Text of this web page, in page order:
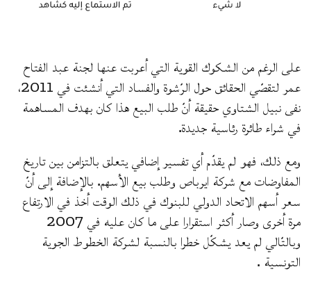
على الرغم من الشكوك القوية التي أعربت عنها لجنة عبد الفتاح
عمر لتقصّي الحقائق حول الرّشوة والفساد التي أنشئت في 2011،
نفى نبيل الشتاوي حقيقة أنّ طلب البيع هذا كان بهدف المساهمة
في شراء طائرة رئاسية جديدة.
ومع ذلك، فهو لم يقدّم أي تفسير إضافي يتعلق بالتزامن بين تاريخ
المفاوضات مع شركة ايرباص وطلب بيع الأسهم. بالإضافة إلى أنّ
سعر أسهم الاتحاد الدولي للبنوك في ذلك الوقت أخذ في الارتفاع
مرة أخرى وصار أكثر استقرارا على ما كان عليه في 2007
وبالتّالي لم يعد يشكّل خطرا بالنسبة لشركة الخطوط الجوية
التونسية .